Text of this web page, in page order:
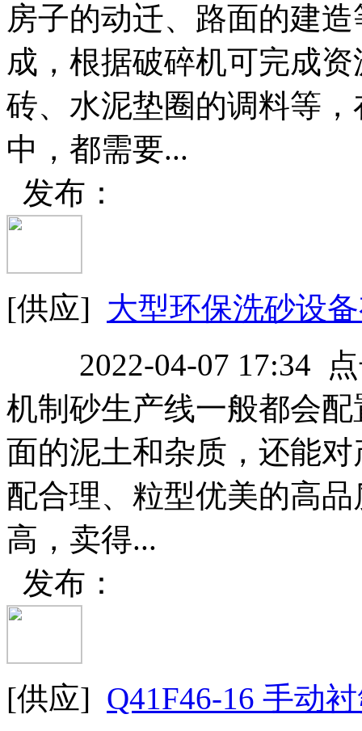
房子的动迁、路面的建
成，根据破碎机可完成
砖、水泥垫圈的调料等
中，都需要...
发布：
[供应] 大型环保洗砂设
2022-04-07 17:34
机制砂生产线一般都会
面的泥土和杂质，还能
配合理、粒型优美的高
高，卖得...
发布：
[供应] Q41F46-16 手动